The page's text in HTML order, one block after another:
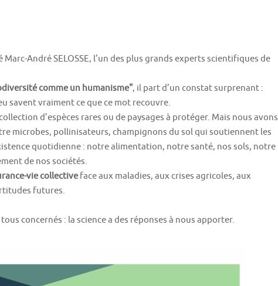
André SELOSSE, l’un des plus grands experts scientifiques de
comme un humanisme", il part d’un constat surprenant :
savent vraiment ce que ce mot recouvre.
d’espèces rares ou de paysages à protéger. Mais nous avons
microbes, pollinisateurs, champignons du sol qui soutiennent les
quotidienne : notre alimentation, notre santé, nos sols, notre
de nos sociétés.
vie collectiveface aux maladies, aux crises agricoles, aux
futures.
concernés : la science a des réponses à nous apporter.